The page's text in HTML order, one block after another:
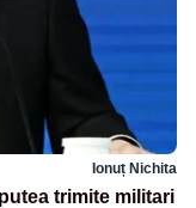
Ionuț Nichita
trimite militari